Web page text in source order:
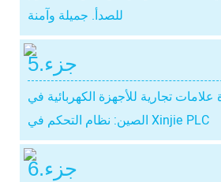
للصدأ. جميلة وآمنة
جزء.5
تجارية للأجهزة الكهربائية في
الصين: نظام التحكم في Xinjie PLC
جزء.6